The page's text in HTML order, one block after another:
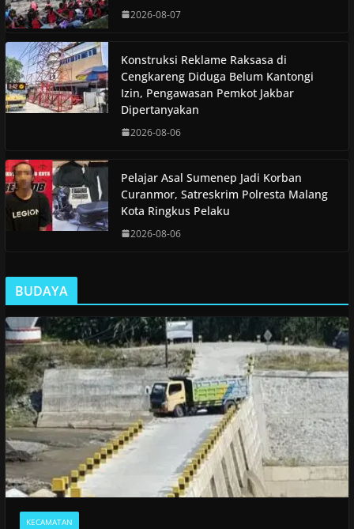
2026-08-07
Konstruksi Reklame Raksasa di
Cengkareng Diduga Belum Kantongi
Izin, Pengawasan Pemkot Jakbar
Dipertanyakan
2026-08-06
Pelajar Asal Sumenep Jadi Korban
Curanmor, Satreskrim Polresta Malang
Kota Ringkus Pelaku
2026-08-06
BUDAYA
KECAMATAN